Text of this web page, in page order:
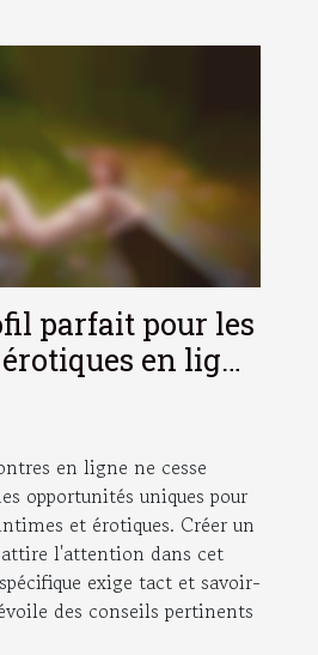
parfait pour les
en ligne
pour la
en ligne ne cesse
opportunités uniques pour
et érotiques. Créer un
l'attention dans cet
exige tact et savoir-
des conseils pertinents